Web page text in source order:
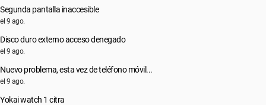
Segunda pantalla inaccesible
el 9 ago.
Disco duro externo acceso denegado
el 9 ago.
Nuevo problema, esta vez de teléfono móvil...
el 9 ago.
Yokai watch 1 citra